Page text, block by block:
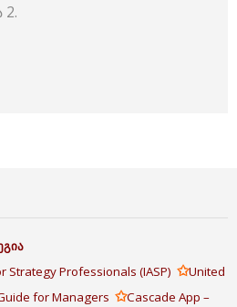
2.
Professionals (IASP) ✩United
for Managers ✩Cascade App –